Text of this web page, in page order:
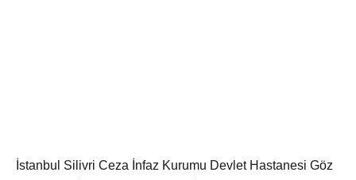
İstanbul Silivri Ceza İnfaz Kurumu Devlet Hastanesi Göz